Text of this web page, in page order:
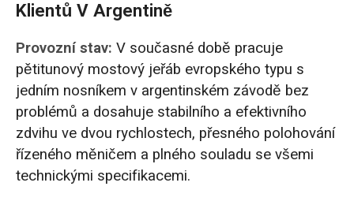
Klientů V Argentině
Provozní stav: V současné době pracuje
pětitunový mostový jeřáb evropského typu s
jedním nosníkem v argentinském závodě bez
problémů a dosahuje stabilního a efektivního
zdvihu ve dvou rychlostech, přesného polohování
řízeného měničem a plného souladu se všemi
technickými specifikacemi.